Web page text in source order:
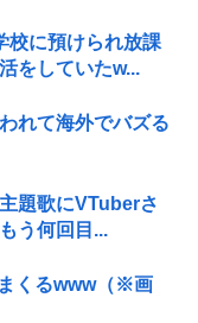
校に預けられ放課
をしていたw...
れて海外でバズる
題歌にVTuberさ
う何回目...
くるwww（※画